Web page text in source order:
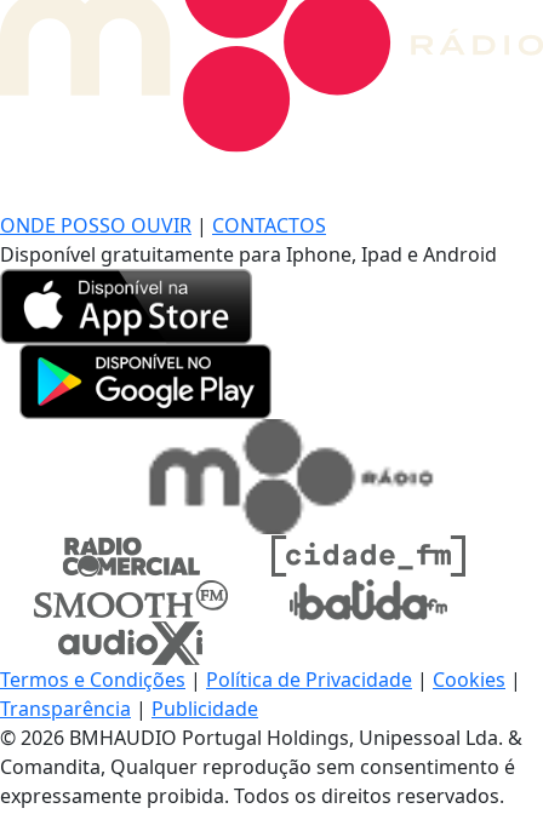
ONDE POSSO OUVIR | CONTACTOS
Disponível gratuitamente para Iphone, Ipad e Android
Termos e Condições | Política de Privacidade | Cookies |
Transparência | Publicidade
© 2026 BMHAUDIO Portugal Holdings, Unipessoal Lda. &
Comandita, Qualquer reprodução sem consentimento é
expressamente proibida. Todos os direitos reservados.